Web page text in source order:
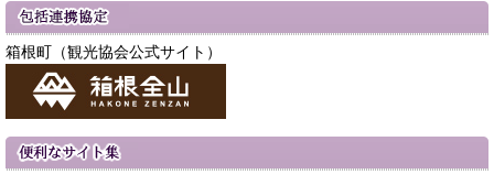
箱根町（観光協会公式サイト）